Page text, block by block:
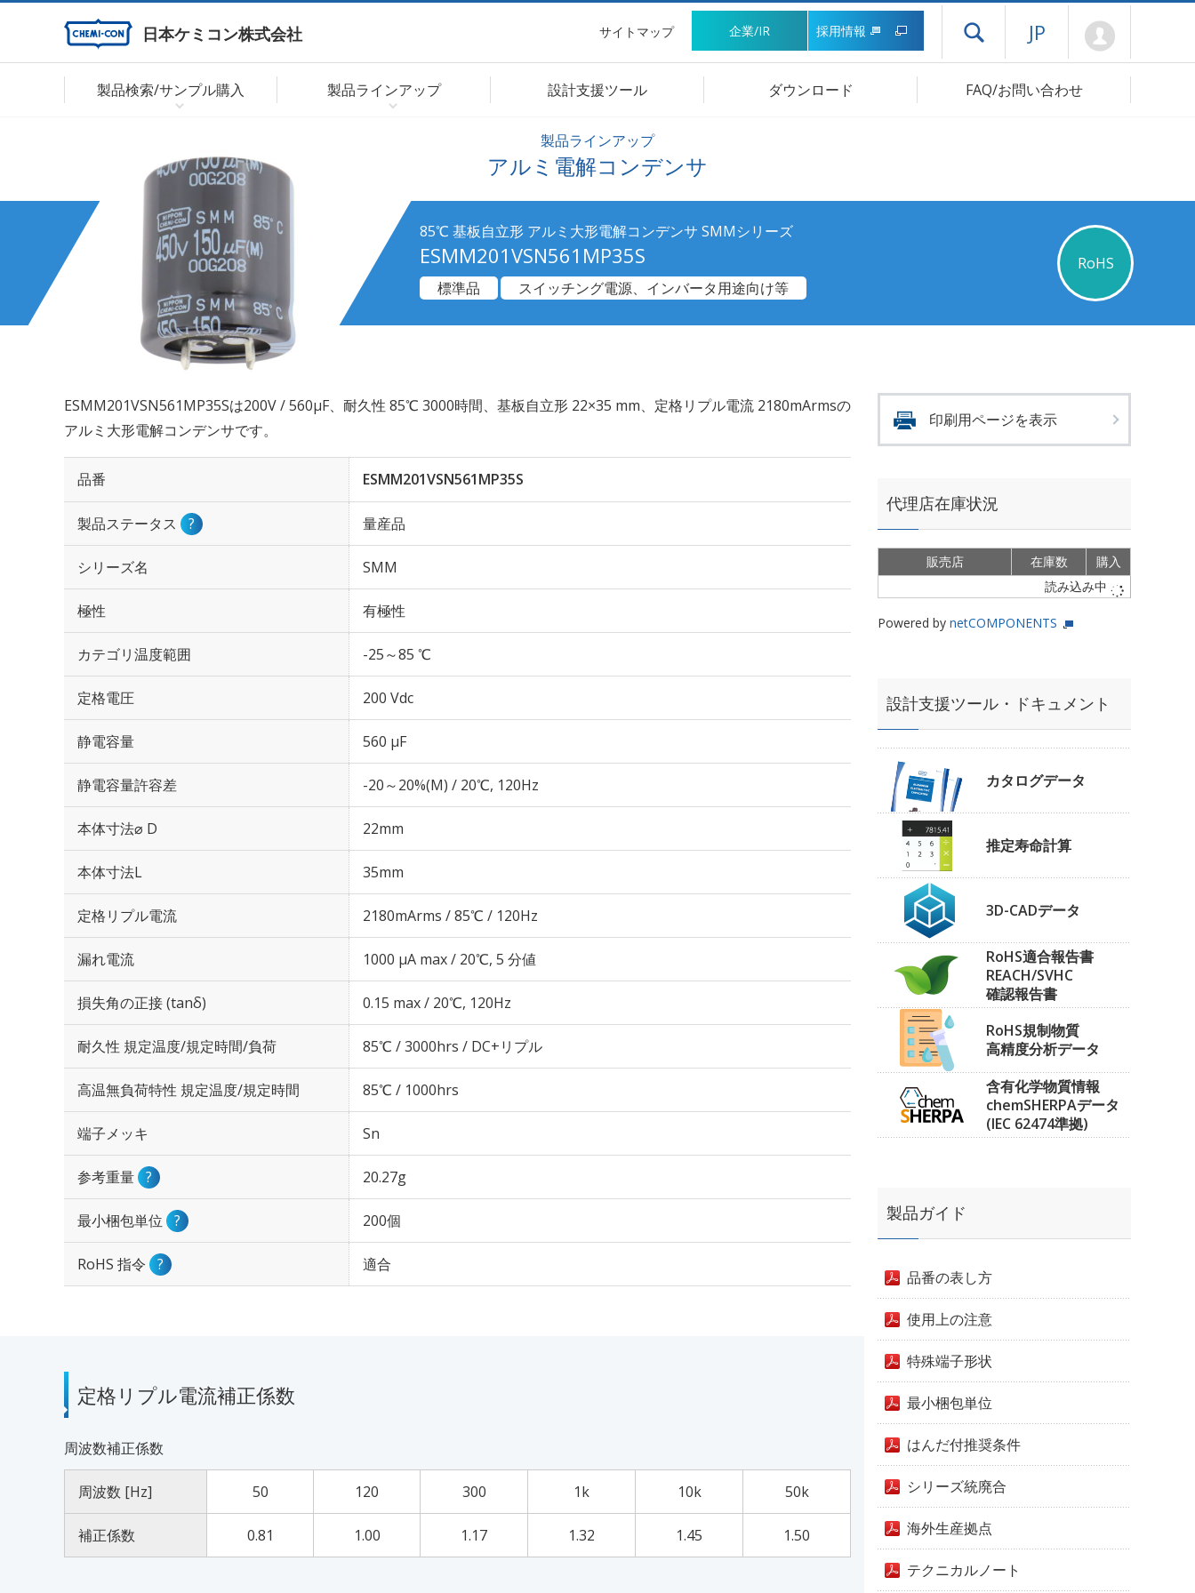
日本ケミコン株式会社 サイトマップ 企業/IR 採用情報 ドロワーメニューを開く
JP
製品検索/サンプル購入 製品ラインアップ 設計支援ツール ダウンロード FAQ/お問い合わせ
製品ラインアップ
アルミ電解コンデンサ
85℃ 基板自立形 アルミ大形電解コンデンサ SMMシリーズ
ESMM201VSN561MP35S
RoHS
標準品
スイッチング電源、インバータ用途向け等
ESMM201VSN561MP35Sは200V / 560µF、耐久性 85℃ 3000時間、基板自立形 22×35 mm、定格リプル電流 2180mArmsの
アルミ大形電解コンデンサです。
品番 ESMM201VSN561MP35S
製品ステータス ? 量産品
シリーズ名 SMM
極性 有極性
カテゴリ温度範囲 -25～85 ℃
定格電圧 200 Vdc
静電容量 560 µF
静電容量許容差 -20～20%(M) / 20℃, 120Hz
本体寸法⌀ D 22mm
本体寸法L 35mm
定格リプル電流 2180mArms / 85℃ / 120Hz
漏れ電流 1000 μA max / 20℃, 5 分値
損失角の正接 (tanδ) 0.15 max / 20℃, 120Hz
耐久性 規定温度/規定時間/負荷 85℃ / 3000hrs / DC+リプル
高温無負荷特性 規定温度/規定時間 85℃ / 1000hrs
端子メッキ Sn
参考重量 ? 20.27g
最小梱包単位 ? 200個
RoHS 指令 ? 適合
定格リプル電流補正係数
周波数補正係数
周波数 [Hz] 50 120 300 1k 10k 50k
補正係数 0.81 1.00 1.17 1.32 1.45 1.50
印刷用ページを表示
代理店在庫状況
販売店 在庫数
購入
読み込み中
Powered by netCOMPONENTS
設計支援ツール・ドキュメント
カタログデータ
推定寿命計算
3D-CADデータ
RoHS適合報告書
REACH/SVHC
確認報告書
RoHS規制物質
高精度分析データ
含有化学物質情報
chemSHERPAデータ
(IEC 62474準拠)
製品ガイド
品番の表し方
使用上の注意
特殊端子形状
最小梱包単位
はんだ付推奨条件
シリーズ統廃合
海外生産拠点
テクニカルノート